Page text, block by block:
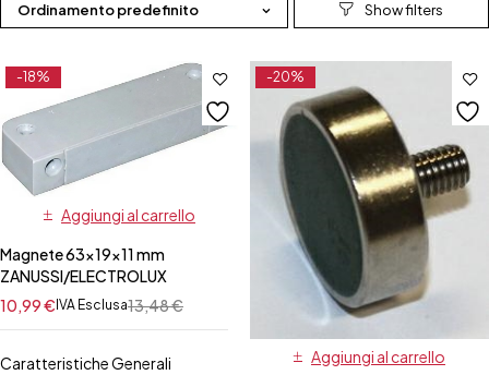
Ordinamento predefinito
-18%
Aggiungi al carrello
Magnete 63x19x11 mm
ZANUSSI/ELECTROLUX
13,48€
10,99€ IVA Esclusa
Caratteristiche Generali
-20%
Aggiungi al carrello